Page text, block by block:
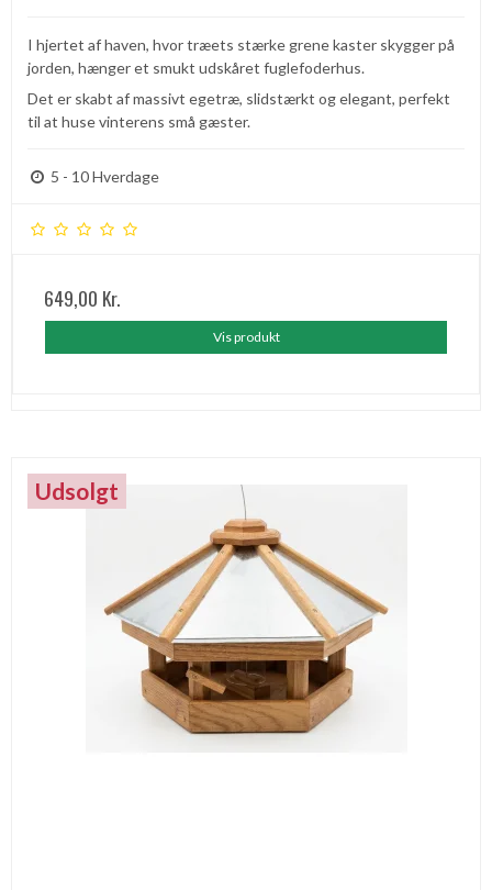
I hjertet af haven, hvor træets stærke grene kaster skygger på
jorden, hænger et smukt udskåret fuglefoderhus.
Det er skabt af massivt egetræ, slidstærkt og elegant, perfekt
til at huse vinterens små gæster.
5 - 10 Hverdage
649,00 Kr.
Vis produkt
Udsolgt